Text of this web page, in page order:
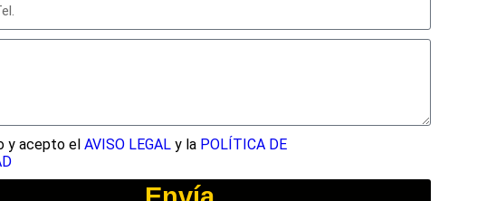
y acepto elAVISO LEGAL y la POLÍTICA DE